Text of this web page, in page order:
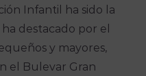
Infantil ha sido la
destacado por el
y mayores,
el Bulevar Gran